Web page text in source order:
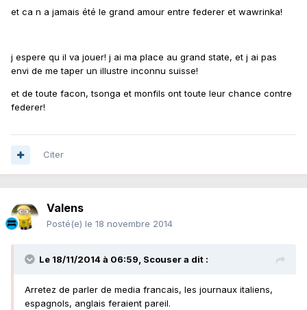
et ca n a jamais été le grand amour entre federer et wawrinka!
j espere qu il va jouer! j ai ma place au grand state, et j ai pas
envi de me taper un illustre inconnu suisse!
et de toute facon, tsonga et monfils ont toute leur chance contre
federer!
Citer
Valens
Posté(e) le 18 novembre 2014
Le 18/11/2014 à 06:59, Scouser a dit :
Arretez de parler de media francais, les journaux italiens,
espagnols, anglais feraient pareil.